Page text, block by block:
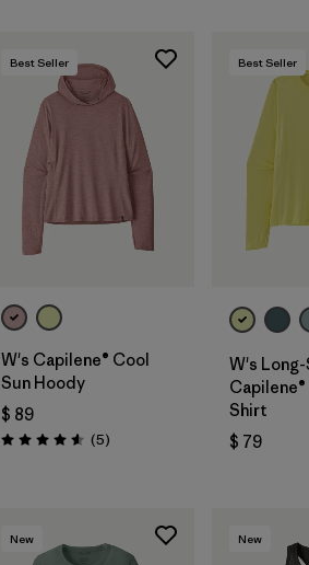
Best Seller
W's Capilene® Cool
Sun Hoody
$ 89
Valoración: 4.6 / 5
(5Comentarios
)
Best Seller
W's
Shirt
$ 79
New New